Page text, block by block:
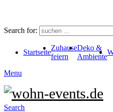
Search for:
Startseite
Zuhause
feiern
Deko &
Ambiente
Menu
Search